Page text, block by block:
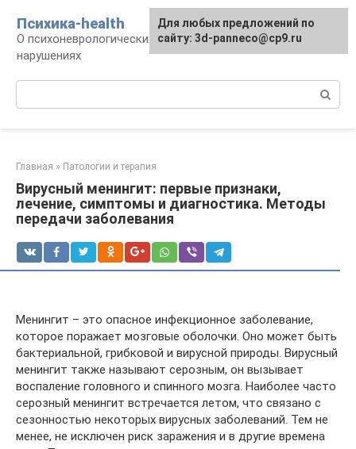
контенту
Психика-health
О психоневрологических патологиях и
нарушениях
Главная » Патологии и терапия
Вирусный менингит: первые признаки,
лечение, симптомы и диагностика. Методы
передачи заболевания
Менингит – это опасное инфекционное заболевание,
которое поражает мозговые оболочки. Оно может быть
бактериальной, грибковой и вирусной природы. Вирусный
менингит также называют серозным, он вызывает
воспаление головного и спинного мозга. Наиболее часто
серозный менингит встречается летом, что связано с
сезонностью некоторых вирусных заболеваний. Тем не
менее, не исключен риск заражения и в другие времена
Для любых предложений по
сайту: 3d-panneco@cp9.ru